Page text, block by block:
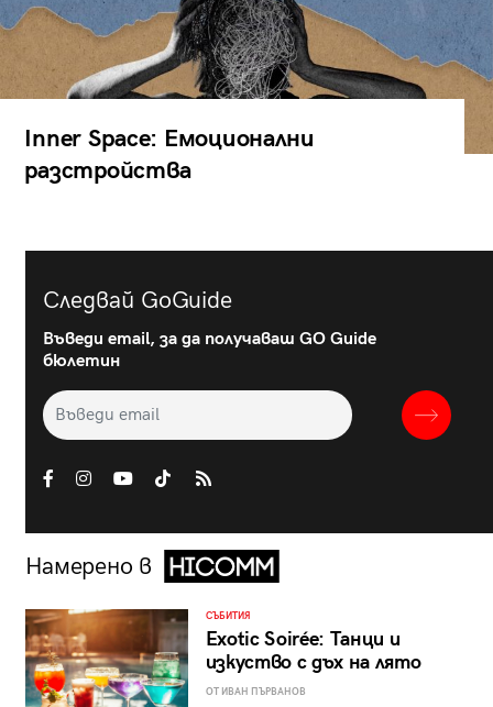
Inner Space: Емоционални
разстройства
Следвай GoGuide
Въведи email, за да получаваш GO Guide
бюлетин
Намерено в
СЪБИТИЯ
Exotic Soirée: Танци и
изкуство с дъх на лято
ОТ ИВАН ПЪРВАНОВ